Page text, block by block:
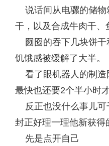
说话间从电骡的储物
干，以及合成牛肉干、
囫囵的吞下几块饼干
饥饿感被缓解了大半。
看了眼机器人的制造
最快也还要2个半小时才
反正也没什么事儿可
封正好理一理他新获得
先是点开自己